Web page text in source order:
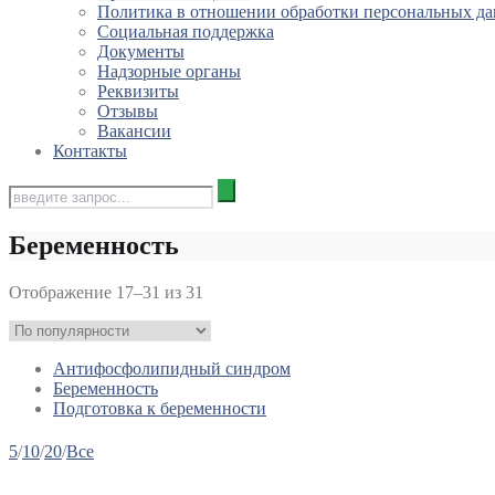
Политика в отношении обработки персональных
Социальная поддержка
Документы
Надзорные органы
Реквизиты
Отзывы
Вакансии
Контакты
Беременность
Отображение 17–31 из 31
Антифосфолипидный синдром
Беременность
Подготовка к беременности
5/10/20/Все